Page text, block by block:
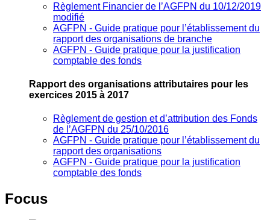
Règlement Financier de l’AGFPN du 10/12/2019
modifié
AGFPN ‐ Guide pratique pour l’établissement du
rapport des organisations de branche
AGFPN ‐ Guide pratique pour la justification
comptable des fonds
Rapport des organisations attributaires pour les
exercices 2015 à 2017
Règlement de gestion et d’attribution des Fonds
de l’AGFPN du 25/10/2016
AGFPN ‐ Guide pratique pour l’établissement du
rapport des organisations
AGFPN ‐ Guide pratique pour la justification
comptable des fonds
Focus